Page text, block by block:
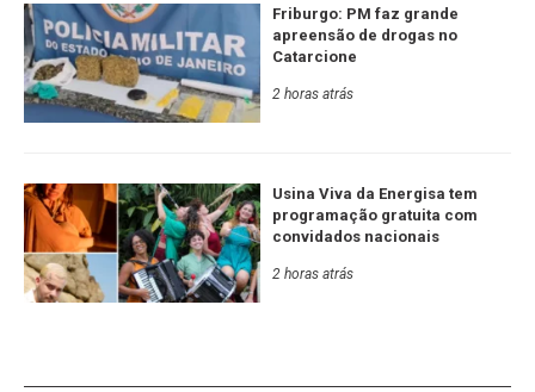
Friburgo: PM faz grande
apreensão de drogas no
Catarcione
2 horas atrás
Usina Viva da Energisa tem
programação gratuita com
convidados nacionais
2 horas atrás